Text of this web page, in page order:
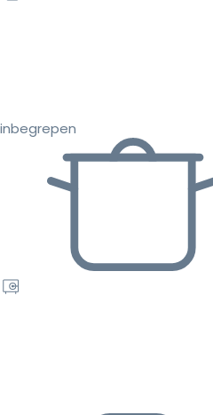
inbegrepen